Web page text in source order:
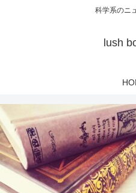
科学系のニ
lush